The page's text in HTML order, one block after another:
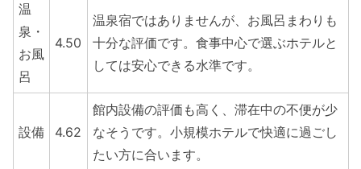
温
泉・
お風
呂
4.50
温泉宿ではありませんが、お風呂まわりも
十分な評価です。食事中心で選ぶホテルと
しては安心できる水準です。
設備 4.62
館内設備の評価も高く、滞在中の不便が少
なそうです。小規模ホテルで快適に過ごし
たい方に合います。